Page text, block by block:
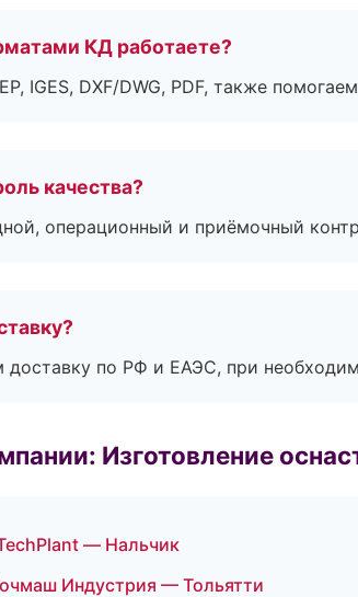
КД работаете?
IGES, DXF/DWG, PDF, также
качества?
операционный и приёмочный
доставку по РФ и ЕАЭС, при
Изготовление
— Нальчик
Индустрия — Тольятти